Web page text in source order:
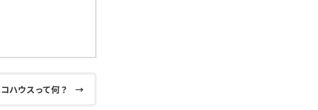
ハウスって何？ →